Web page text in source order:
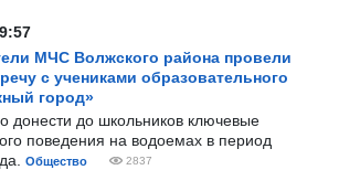
МЧС Волжского района провели
с учениками образовательного
город»
донести до школьников ключевые
поведения на водоемах в период
Общество 2837